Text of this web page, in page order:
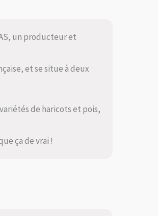
un producteur et
et se situe à deux
de haricots et pois,
ça de vrai !